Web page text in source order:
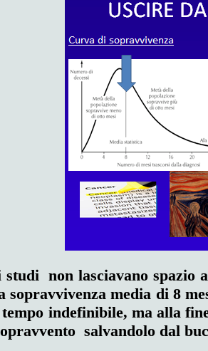
studi non lasciavano spazio
sopravvivenza media di 8
indefinibile, ma alla
salvandolo dal